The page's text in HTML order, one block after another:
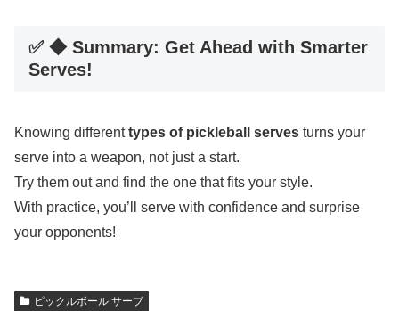
✅ ◆ Summary: Get Ahead with Smarter
Serves!
Knowing differenttypes of pickleball serves turns your
serve into a weapon, not just a start.
Try them out and find the one that fits your style.
With practice, you’ll serve with confidence and surprise
your opponents!
ピックルボール サーブ